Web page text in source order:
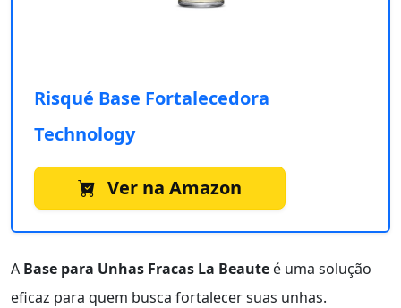
Risqué Base Fortalecedora
Technology
Ver na Amazon
A Base para Unhas Fracas La Beaute é uma solução
eficaz para quem busca fortalecer suas unhas.